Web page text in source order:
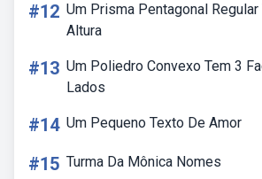
#12 Um Prisma Pentagonal
Altura
#13 Um Poliedro Convexo Tem 3
Lados
#14 Um Pequeno Texto De Amor
#15 Turma Da Mônica Nomes